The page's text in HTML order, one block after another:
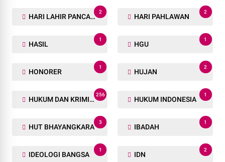
HARI LAHIR PANCASILA
2
HARI PAHLAWAN
2
HASIL
1
HGU
1
HONORER
1
HUJAN
2
HUKUM DAN KRIMINAL
256
HUKUM INDONESIA
1
HUT BHAYANGKARA
3
IBADAH
1
IDEOLOGI BANGSA
1
IDN
2